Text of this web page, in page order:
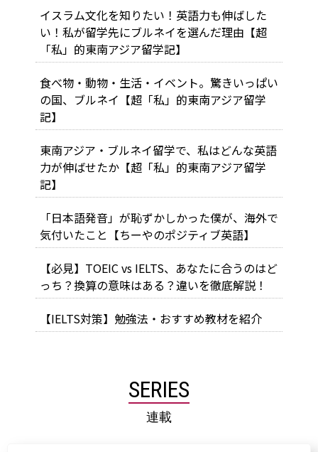
イスラム文化を知りたい！英語力も伸ばした
い！私が留学先にブルネイを選んだ理由【超
「私」的東南アジア留学記】
食べ物・動物・生活・イベント。驚きいっぱい
の国、ブルネイ【超「私」的東南アジア留学
記】
東南アジア・ブルネイ留学で、私はどんな英語
力が伸ばせたか【超「私」的東南アジア留学
記】
「日本語発音」が恥ずかしかった僕が、海外で
気付いたこと【ちーやのポジティブ英語】
【必見】TOEIC vs IELTS、あなたに合うのはど
っち？換算の意味はある？違いを徹底解説！
【IELTS対策】勉強法・おすすめ教材を紹介
SERIES
連載